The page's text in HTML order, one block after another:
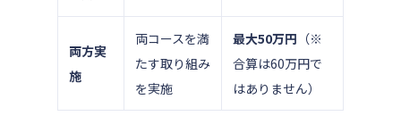
両方実
施
両コースを満
たす取り組み
を実施
最大50万円 （※
合算は60万円で
はありません）